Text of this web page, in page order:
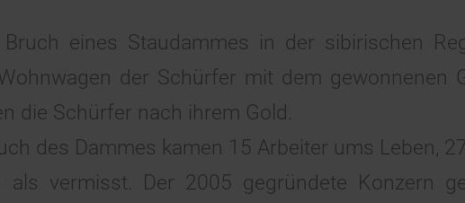
eines Staudammes in der sibirischen
der Schürfer mit dem gewonnenen
die Schürfer nach ihrem Gold.
des Dammes kamen 15 Arbeiter ums Leben,
als vermisst. Der 2005 gegründete Konzern